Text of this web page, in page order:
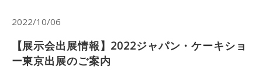
2022/10/06
【展示会出展情報】2022ジャパン・ケーキショ
ー東京出展のご案内